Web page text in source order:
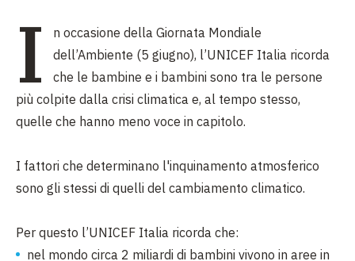
I
n occasione della Giornata Mondiale
dell’Ambiente (5 giugno), l’UNICEF Italia ricorda
che le bambine e i bambini sono tra le persone
più colpite dalla crisi climatica e, al tempo stesso,
quelle che hanno meno voce in capitolo.
I fattori che determinano l'inquinamento atmosferico
sono gli stessi di quelli del cambiamento climatico.
Per questo l’UNICEF Italia ricorda che:
nel mondo circa 2 miliardi di bambini vivono in aree in